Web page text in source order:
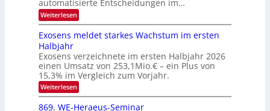
c
t
r
a
l
k
r
V
S
O
N
2
0
2
n
automatisierte Entscheidungen im…
Weiterlesen:
W
n
d
i
e
K
I
m
i
Exosens meldet starkes Wachstum im ersten
Halbjahr
Exosens verzeichnete im ersten Halbjahr 2026
einen Umsatz von 253,1Mio.€ – ein Plus von
15,3% im Vergleich zum Vorjahr.
Weiterlesen:
E
x
869. WE-Heraeus-Seminar